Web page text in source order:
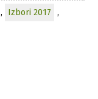
, Izbori 2017
,